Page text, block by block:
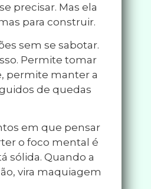
precisar. Mas ela
para construir.
sem se sabotar.
Permite tomar
permite manter a
de quedas
em que pensar
o foco mental é
sólida. Quando a
vira maquiagem